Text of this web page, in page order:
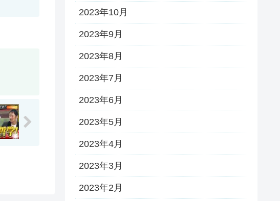
2023年10月
2023年9月
2023年8月
2023年7月
2023年6月
2023年5月
2023年4月
2023年3月
2023年2月